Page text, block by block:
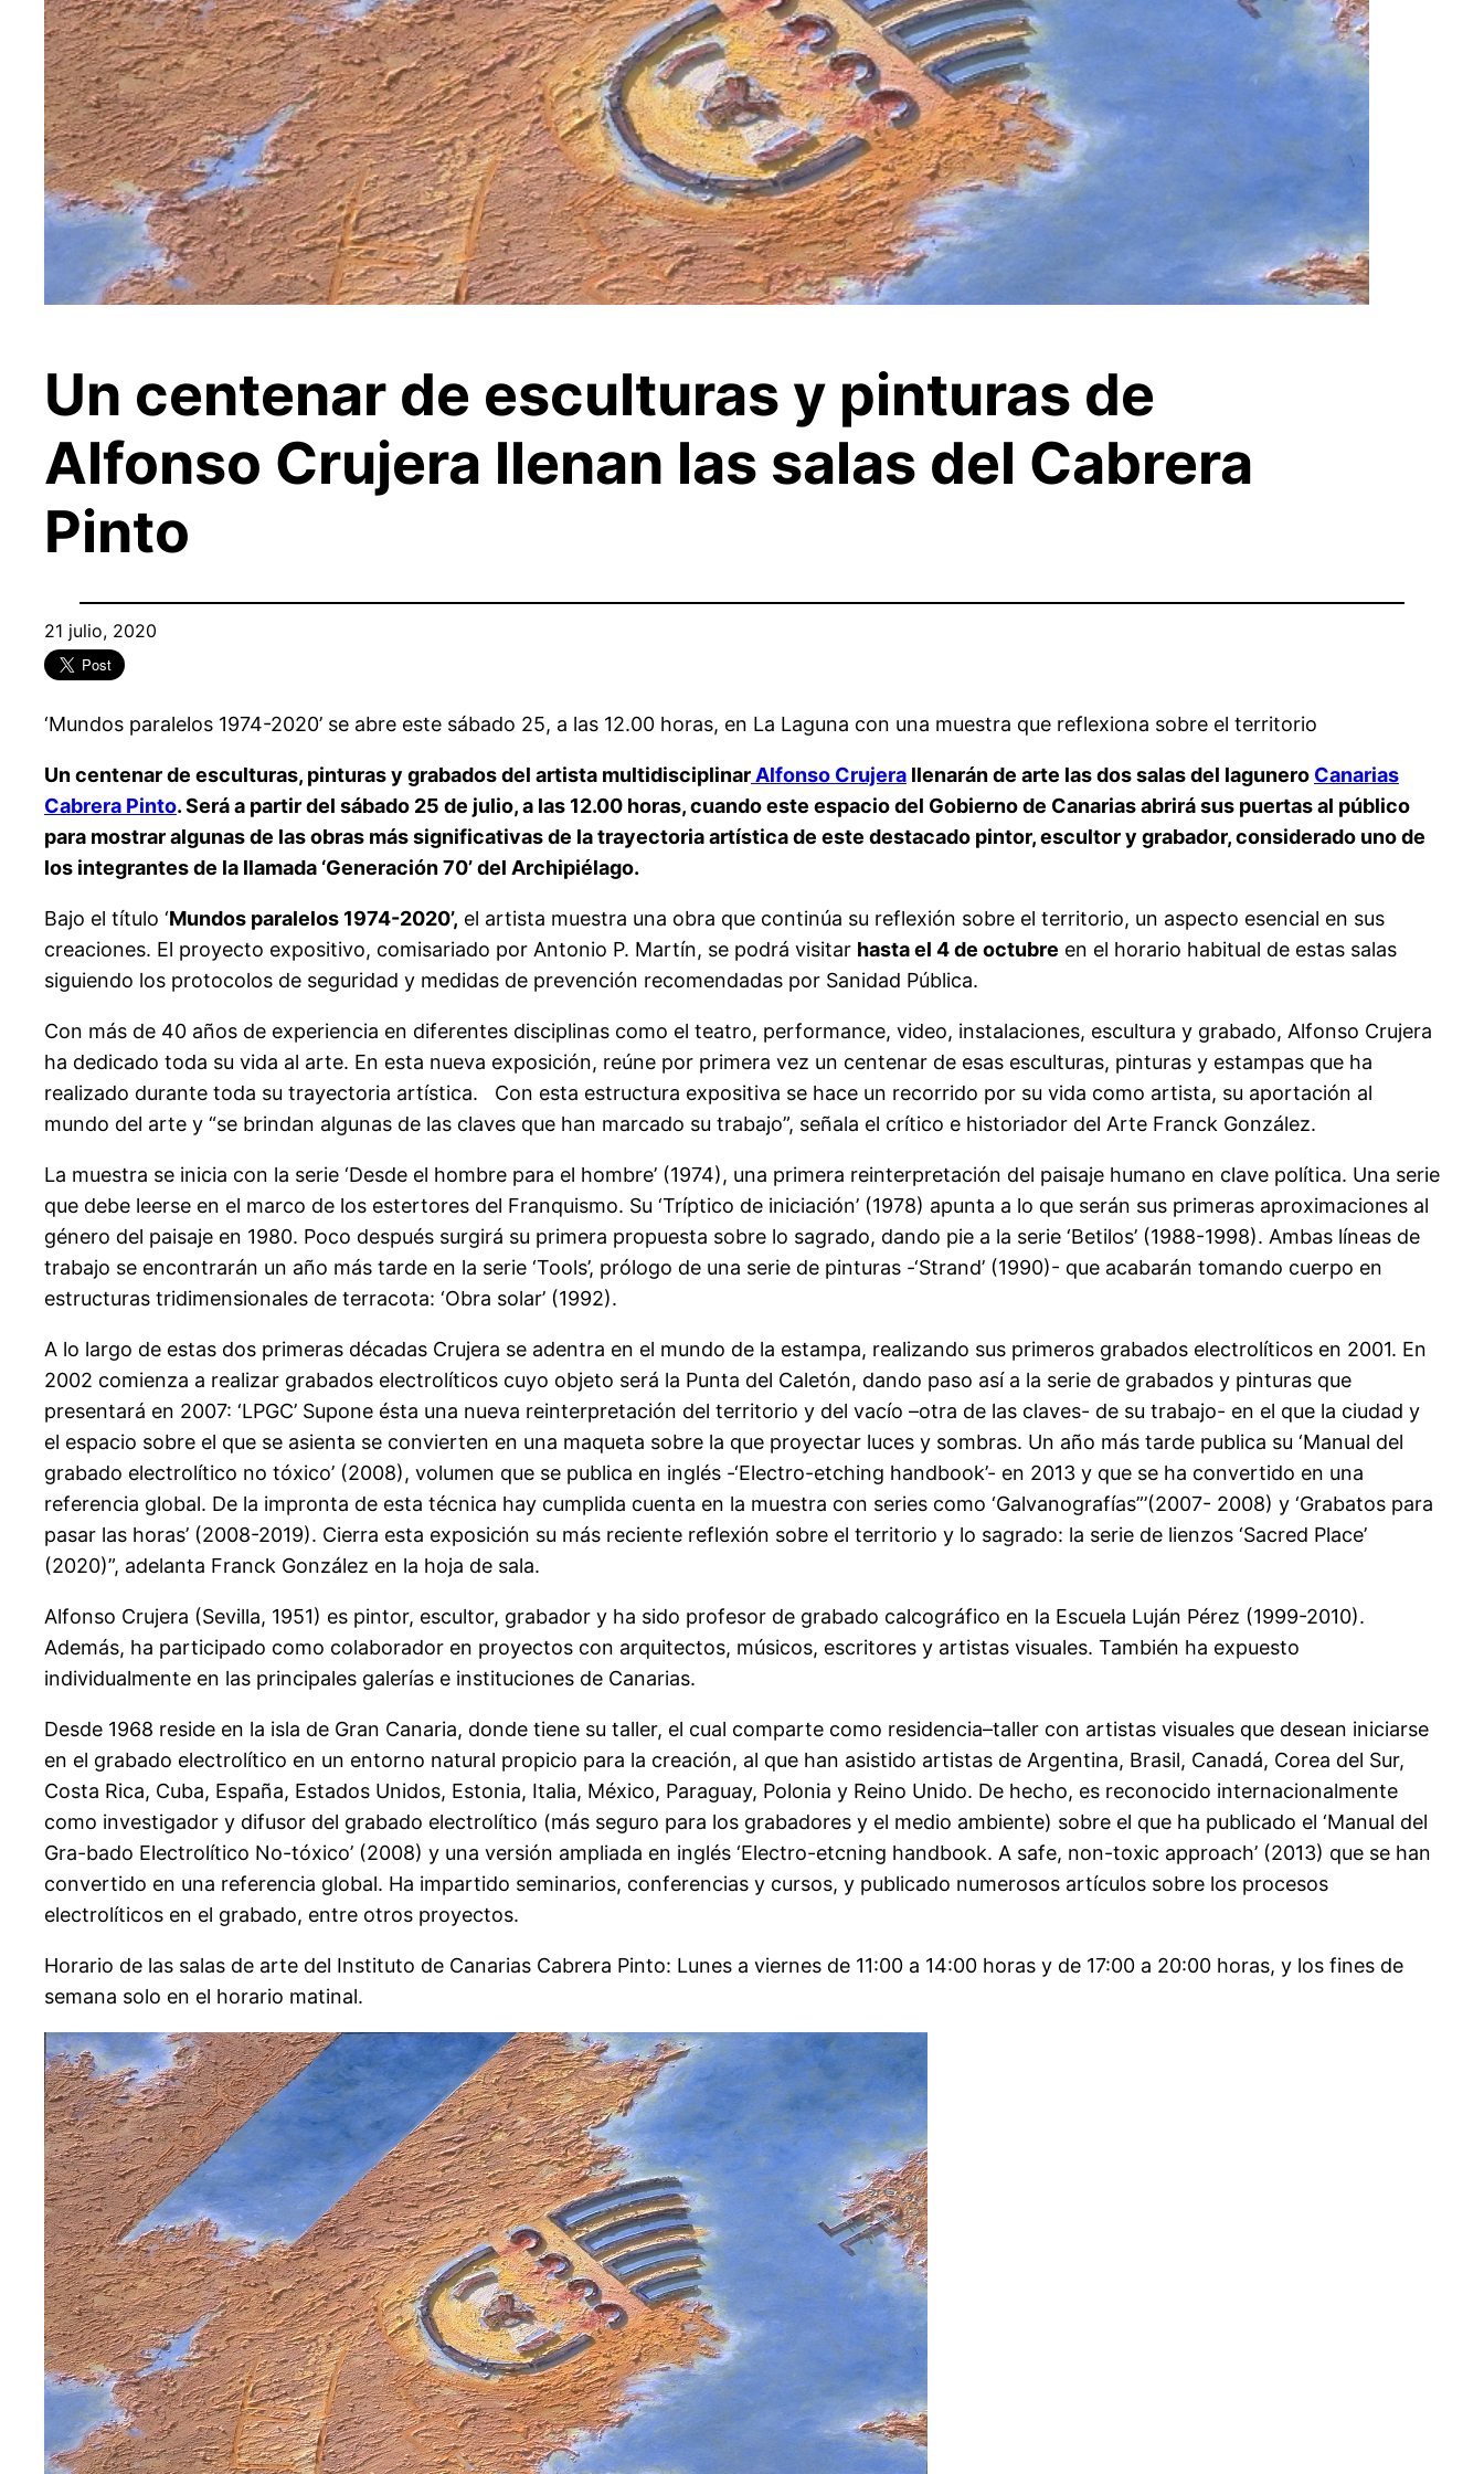
Un centenar de esculturas y pinturas de
Alfonso Crujera llenan las salas del Cabrera
Pinto
21 julio, 2020
‘Mundos paralelos 1974-2020’ se abre este sábado 25, a las 12.00 horas, en La Laguna con una muestra que reflexiona sobre el territorio
Un centenar de esculturas, pinturas y grabados del artista multidisciplinar Alfonso Crujera llenarán de arte las dos salas del lagunero Canarias
Cabrera Pinto. Será a partir del sábado 25 de julio, a las 12.00 horas, cuando este espacio del Gobierno de Canarias abrirá sus puertas al público
para mostrar algunas de las obras más significativas de la trayectoria artística de este destacado pintor, escultor y grabador, considerado uno de
los integrantes de la llamada ‘Generación 70’ del Archipiélago.
Bajo el título ‘Mundos paralelos 1974-2020’, el artista muestra una obra que continúa su reflexión sobre el territorio, un aspecto esencial en sus
creaciones. El proyecto expositivo, comisariado por Antonio P. Martín, se podrá visitar hasta el 4 de octubre en el horario habitual de estas salas
siguiendo los protocolos de seguridad y medidas de prevención recomendadas por Sanidad Pública.
Con más de 40 años de experiencia en diferentes disciplinas como el teatro, performance, video, instalaciones, escultura y grabado, Alfonso Crujera
ha dedicado toda su vida al arte. En esta nueva exposición, reúne por primera vez un centenar de esas esculturas, pinturas y estampas que ha
realizado durante toda su trayectoria artística. Con esta estructura expositiva se hace un recorrido por su vida como artista, su aportación al
mundo del arte y “se brindan algunas de las claves que han marcado su trabajo”, señala el crítico e historiador del Arte Franck González.
La muestra se inicia con la serie ‘Desde el hombre para el hombre’ (1974), una primera reinterpretación del paisaje humano en clave política. Una serie
que debe leerse en el marco de los estertores del Franquismo. Su ‘Tríptico de iniciación’ (1978) apunta a lo que serán sus primeras aproximaciones al
género del paisaje en 1980. Poco después surgirá su primera propuesta sobre lo sagrado, dando pie a la serie ‘Betilos’ (1988-1998). Ambas líneas de
trabajo se encontrarán un año más tarde en la serie ‘Tools’, prólogo de una serie de pinturas -‘Strand’ (1990)- que acabarán tomando cuerpo en
estructuras tridimensionales de terracota: ‘Obra solar’ (1992).
A lo largo de estas dos primeras décadas Crujera se adentra en el mundo de la estampa, realizando sus primeros grabados electrolíticos en 2001. En
2002 comienza a realizar grabados electrolíticos cuyo objeto será la Punta del Caletón, dando paso así a la serie de grabados y pinturas que
presentará en 2007: ‘LPGC’ Supone ésta una nueva reinterpretación del territorio y del vacío –otra de las claves- de su trabajo- en el que la ciudad y
el espacio sobre el que se asienta se convierten en una maqueta sobre la que proyectar luces y sombras. Un año más tarde publica su ‘Manual del
grabado electrolítico no tóxico’ (2008), volumen que se publica en inglés -‘Electro-etching handbook’- en 2013 y que se ha convertido en una
referencia global. De la impronta de esta técnica hay cumplida cuenta en la muestra con series como ‘Galvanografías”’(2007- 2008) y ‘Grabatos para
pasar las horas’ (2008-2019). Cierra esta exposición su más reciente reflexión sobre el territorio y lo sagrado: la serie de lienzos ‘Sacred Place’
(2020)”, adelanta Franck González en la hoja de sala.
Alfonso Crujera (Sevilla, 1951) es pintor, escultor, grabador y ha sido profesor de grabado calcográfico en la Escuela Luján Pérez (1999-2010).
Además, ha participado como colaborador en proyectos con arquitectos, músicos, escritores y artistas visuales. También ha expuesto
individualmente en las principales galerías e instituciones de Canarias.
Desde 1968 reside en la isla de Gran Canaria, donde tiene su taller, el cual comparte como residencia–taller con artistas visuales que desean iniciarse
en el grabado electrolítico en un entorno natural propicio para la creación, al que han asistido artistas de Argentina, Brasil, Canadá, Corea del Sur,
Costa Rica, Cuba, España, Estados Unidos, Estonia, Italia, México, Paraguay, Polonia y Reino Unido. De hecho, es reconocido internacionalmente
como investigador y difusor del grabado electrolítico (más seguro para los grabadores y el medio ambiente) sobre el que ha publicado el ‘Manual del
Gra-bado Electrolítico No-tóxico’ (2008) y una versión ampliada en inglés ‘Electro-etcning handbook. A safe, non-toxic approach’ (2013) que se han
convertido en una referencia global. Ha impartido seminarios, conferencias y cursos, y publicado numerosos artículos sobre los procesos
electrolíticos en el grabado, entre otros proyectos.
Horario de las salas de arte del Instituto de Canarias Cabrera Pinto: Lunes a viernes de 11:00 a 14:00 horas y de 17:00 a 20:00 horas, y los fines de
semana solo en el horario matinal.